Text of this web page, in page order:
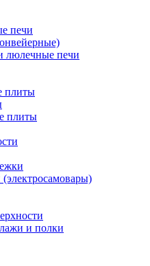
печи
люлечные печи
плиты
плиты
и полки